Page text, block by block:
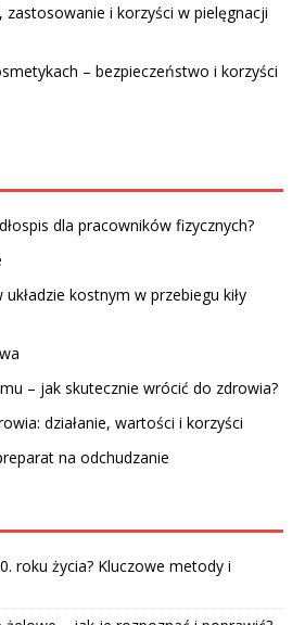
zastosowanie i korzyści w pielęgnacji
– bezpieczeństwo i korzyści
dla pracowników fizycznych?
kostnym w przebiegu kiły
– jak skutecznie wrócić do zdrowia?
działanie, wartości i korzyści
na odchudzanie
roku życia? Kluczowe metody i